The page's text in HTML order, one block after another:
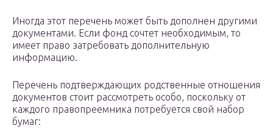
Иногда этот перечень может быть дополнен другими
документами. Если фонд сочтет необходимым, то
имеет право затребовать дополнительную
информацию.
Перечень подтверждающих родственные отношения
документов стоит рассмотреть особо, поскольку от
каждого правопреемника потребуется свой набор
бумаг: